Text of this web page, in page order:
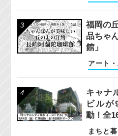
福岡の
品ちゃ
館」
アート
キャナ
ビル
動！全
まちと